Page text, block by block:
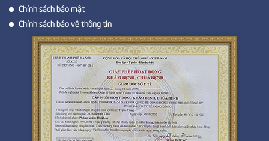
Chính sách bảo mật
Chính sách bảo vệ thông tin